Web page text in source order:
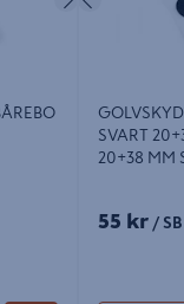
SVART
20+38 MM
55 kr / SB